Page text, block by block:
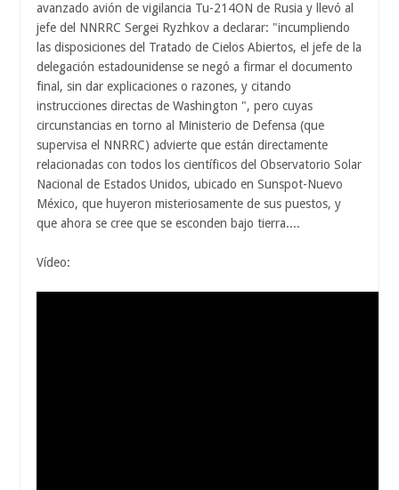
avanzado avión de vigilancia Tu-214ON de Rusia y llevó al
jefe del NNRRC Sergei Ryzhkov a declarar: "incumpliendo
las disposiciones del Tratado de Cielos Abiertos, el jefe de la
delegación estadounidense se negó a firmar el documento
final, sin dar explicaciones o razones, y citando
instrucciones directas de Washington ", pero cuyas
circunstancias en torno al Ministerio de Defensa (que
supervisa el NNRRC) advierte que están directamente
relacionadas con todos los científicos del Observatorio Solar
Nacional de Estados Unidos, ubicado en Sunspot-Nuevo
México, que huyeron misteriosamente de sus puestos, y
que ahora se cree que se esconden bajo tierra....
Vídeo: